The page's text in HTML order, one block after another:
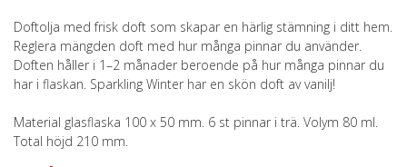
Doftolja med frisk doft som skapar en härlig stämning i ditt hem.
Reglera mängden doft med hur många pinnar du använder.
Doften håller i 1–2 månader beroende på hur många pinnar du
har i flaskan. Sparkling Winter har en skön doft av vanilj!
Material glasflaska 100 x 50 mm. 6 st pinnar i trä. Volym 80 ml.
Total höjd 210 mm.